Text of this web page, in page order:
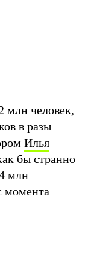
млн человек,
в разы
Илья
бы странно
млн
момента